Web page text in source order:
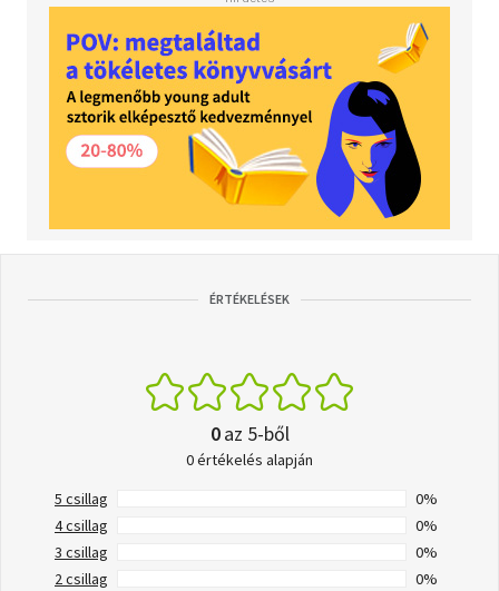
ÉRTÉKELÉSEK
0az 5-ből
0 értékelés alapján
5 csillag
0%
4 csillag
0%
3 csillag
0%
2 csillag
0%